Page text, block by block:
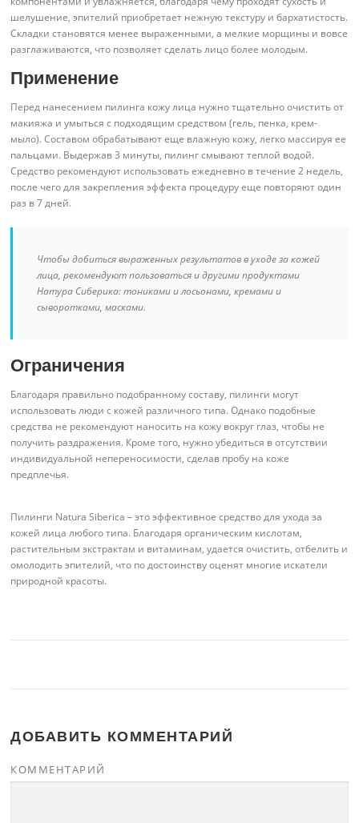
шелушение, эпителий приобретает нежную текстуру и бархатистость.
Складки становятся менее выраженными, а мелкие морщины и вовсе
разглаживаются, что позволяет сделать лицо более молодым.
Применение
Перед нанесением пилинга кожу лица нужно тщательно очистить от
макияжа и умыться с подходящим средством (гель, пенка, крем-
мыло). Составом обрабатывают еще влажную кожу, легко массируя ее
пальцами. Выдержав 3 минуты, пилинг смывают теплой водой.
Средство рекомендуют использовать ежедневно в течение 2 недель,
после чего для закрепления эффекта процедуру еще повторяют один
раз в 7 дней.
Чтобы добиться выраженных результатов в уходе за кожей
лица, рекомендуют пользоваться и другими продуктами
Натура Сиберика: тониками и лосьонами, кремами и
сыворотками, масками.
Ограничения
Благодаря правильно подобранному составу, пилинги могут
использовать люди с кожей различного типа. Однако подобные
средства не рекомендуют наносить на кожу вокруг глаз, чтобы не
получить раздражения. Кроме того, нужно убедиться в отсутствии
индивидуальной непереносимости, сделав пробу на коже
предплечья.
Пилинги Natura Siberica – это эффективное средство для ухода за
кожей лица любого типа. Благодаря органическим кислотам,
растительным экстрактам и витаминам, удается очистить, отбелить и
омолодить эпителий, что по достоинству оценят многие искатели
природной красоты.
ДОБАВИТЬ КОММЕНТАРИЙ
КОММЕНТАРИЙ